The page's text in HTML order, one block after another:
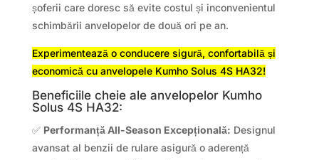
șoferii care doresc să evite costul și inconvenientul
schimbării anvelopelor de două ori pe an.
Experimentează o conducere sigură, confortabilă și
economică cu anvelopele Kumho Solus 4S HA32!
Beneficiile cheie ale anvelopelor Kumho
Solus 4S HA32:
✅ Performanță All-Season Excepțională: Designul
avansat al benzii de rulare asigură o aderență